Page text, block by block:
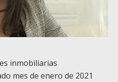
inmobiliarias
mes de enero de 2021